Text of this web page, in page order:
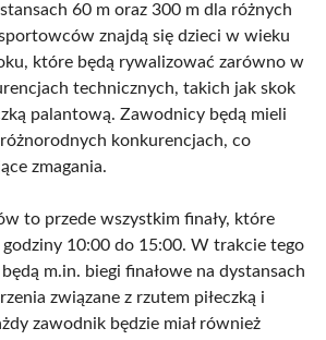
60 m oraz 300 m dla różnych
znajdą się dzieci w wieku
które będą rywalizować zarówno w
technicznych, takich jak skok
palantową. Zawodnicy będą mieli
konkurencjach, co
zmagania.
to przede wszystkim finały, które
godziny 10:00 do 15:00. W trakcie tego
m.in. biegi finałowe na dystansach
związane z rzutem piłeczką i
zawodnik będzie miał również